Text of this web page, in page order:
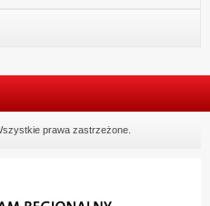
prawa zastrzeżone.